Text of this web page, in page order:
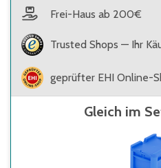
Frei-Haus ab 200€
Trusted Shops — Ihr
geprüfter EHI Online-
Gleich im